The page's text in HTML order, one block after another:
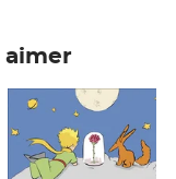
aimer
7,50€